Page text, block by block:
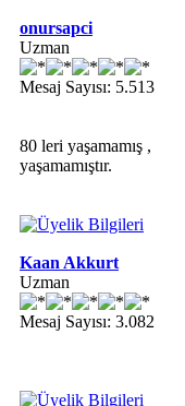
onursapci
Uzman
Mesaj Sayısı: 5.513
80 leri yaşamamış ,
yaşamamıştır.
Kaan Akkurt
Uzman
Mesaj Sayısı: 3.082